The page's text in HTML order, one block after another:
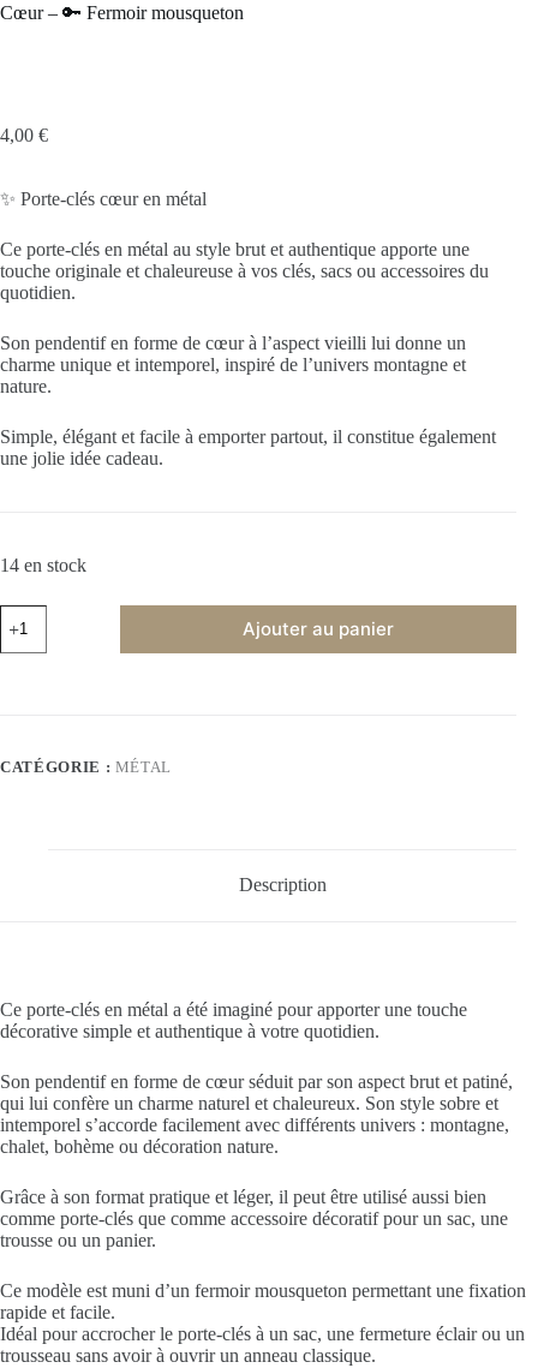
Cœur – 🔑 Fermoir mousqueton
4,00 €
✨ Porte-clés cœur en métal
Ce porte-clés en métal au style brut et authentique apporte une
touche originale et chaleureuse à vos clés, sacs ou accessoires du
quotidien.
Son pendentif en forme de cœur à l’aspect vieilli lui donne un
charme unique et intemporel, inspiré de l’univers montagne et
nature.
Simple, élégant et facile à emporter partout, il constitue également
une jolie idée cadeau.
14 en stock
Ajouter au panier
CATÉGORIE : MÉTAL
Description
Ce porte-clés en métal a été imaginé pour apporter une touche
décorative simple et authentique à votre quotidien.
Son pendentif en forme de cœur séduit par son aspect brut et patiné,
qui lui confère un charme naturel et chaleureux. Son style sobre et
intemporel s’accorde facilement avec différents univers : montagne,
chalet, bohème ou décoration nature.
Grâce à son format pratique et léger, il peut être utilisé aussi bien
comme porte-clés que comme accessoire décoratif pour un sac, une
trousse ou un panier.
Ce modèle est muni d’un fermoir mousqueton permettant une fixation
rapide et facile.
Idéal pour accrocher le porte-clés à un sac, une fermeture éclair ou un
trousseau sans avoir à ouvrir un anneau classique.